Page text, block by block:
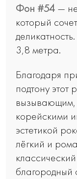
Фон #54 —
который
3,8 метра.
Благодаря
подтону этот
вызывающим,
корейскими
эстетикой
лёгкий и
благородный